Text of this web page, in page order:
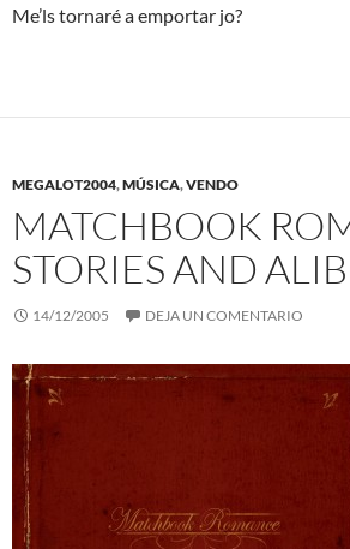
Me’ls tornaré a emportar jo?
MEGALOT2004,MÚSICA,VENDO
MATCHBOOK
STORIES AND
14/12/2005 DEJA UN COMENTARIO